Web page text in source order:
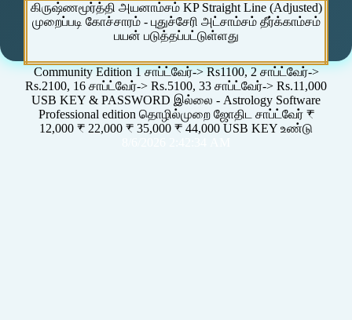
கிருஷ்ணமூர்த்தி அயனாம்சம் KP Straight Line (Adjusted)
முறைப்படி கோச்சாரம் - புதுச்சேரி அட்சாம்சம் தீர்க்காம்சம்
பயன் படுத்தப்பட்டுள்ளது
Community Edition 1 சாப்ட்வேர்-> Rs1100, 2 சாப்ட்வேர்->
Rs.2100, 16 சாப்ட்வேர்-> Rs.5100, 33 சாப்ட்வேர்-> Rs.11,000
USB KEY & PASSWORD இல்லை - Astrology Software
Professional edition தொழில்முறை ஜோதிட சாப்ட்வேர் ₹
12,000 ₹ 22,000 ₹ 35,000 ₹ 44,000 USB KEY உண்டு